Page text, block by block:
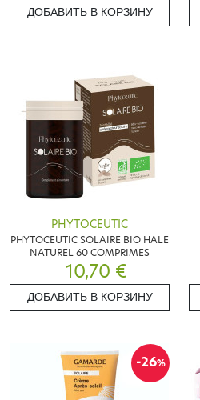
ДОБАВИТЬ В КОРЗИНУ
PHYTOCEUTIC
PHYTOCEUTIC SOLAIRE BIO HALE
NATUREL 60 COMPRIMES
10,70 €
ДОБАВИТЬ В КОРЗИНУ
-26%